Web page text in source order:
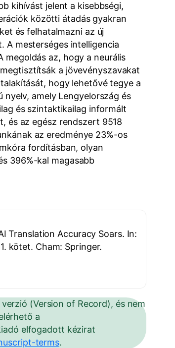
kihívást jelent a kisebbségi,
közötti átadás gyakran
és felhatalmazni az új
mesterséges intelligencia
az, hogy a neurális
a jövevényszavakat
hogy lehetővé tegye a
amely Lengyelország és
és szintaktikailag informált
és az egész rendszert 9518
az eredménye 23%-os
fordításban, olyan
396%-kal magasabb
Translation Accuracy Soars. In:
kötet. Cham: Springer.
(Version of Record), és nem
a
elfogadott kézirat
terms.